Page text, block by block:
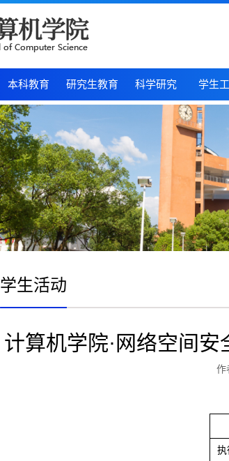
本科教育 研究生教育 科学研究 学生
学生活动
计算机学院·网络空间
作
执